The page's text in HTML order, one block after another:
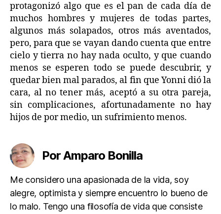
protagonizó algo que es el pan de cada día de
muchos hombres y mujeres de todas partes,
algunos más solapados, otros más aventados,
pero, para que se vayan dando cuenta que entre
cielo y tierra no hay nada oculto, y que cuando
menos se esperen todo se puede descubrir, y
quedar bien mal parados, al fin que Yonni dió la
cara, al no tener más, aceptó a su otra pareja,
sin complicaciones, afortunadamente no hay
hijos de por medio, un sufrimiento menos.
Por Amparo Bonilla
Me considero una apasionada de la vida, soy
alegre, optimista y siempre encuentro lo bueno de
lo malo. Tengo una filosofía de vida que consiste